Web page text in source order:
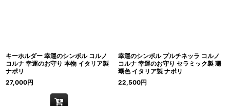
キーホルダー 幸運のシンボル コルノ
コルナ 幸運のお守り 本物 イタリア製
ナポリ
27,000円
幸運のシンボル プルチネッラ コルノ
コルナ 幸運のお守り セラミック製 珊
瑚色 イタリア製 ナポリ
22,500円